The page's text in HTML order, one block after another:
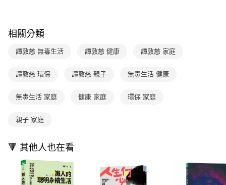
【注意事項】
1.本服務係由「台灣大哥大股份有限公司」（以下簡稱本公司）所提供，讓
用戶於交易時，得透過本服務購買商品或服務，並由商店將買賣／分期付款
買賣價金債權讓與本公司後，依約使用本公司帳單繳交帳款。
資料（包含姓名、電話或地址）提供予台灣大哥大進項蒐集、處理及利用，
3.完整用戶服務條款，請詳閱以下連結：
https://oppay.tw/userRule
ATM／網路銀行／等多元方式進行付款，方視為交易完成。
購買商品的店家。未經商家同意取消之訂單仍視為有效，需透過AFTEE先享
是否繳費成功／繳費後需取消欲退款等相關疑問，請聯繫「AFTEE先享後付
易，需依本服務之必要範圍內提供個人資料，並將交易相關給付款項請求債
２．關於個人資料處理事宜，請瀏覽以下網址：
https://aftee.tw/terms/#terms3
３．未成年的使用者請事先徵得法定代理人或監護人之同意方可使用
「AFTEE先享後付」，若未經同意申辦者引起之損失，本公司不負相關責
任。
國內宅配/郵寄 (不適用離島、海外及郵局i郵箱)
每筆NT$70，滿NT$800(含以上)免運費
離島宅配（澎湖、金門、馬祖、小琉球；不適用於郵局i郵箱）
相關分類
譚敦慈 無毒生活 譚敦慈 健康 譚敦慈 家庭
譚敦慈 環保 譚敦慈 親子 無毒生活 健康
無毒生活 家庭 健康 家庭 環保 家庭
親子 家庭
🔻 其他人也在看